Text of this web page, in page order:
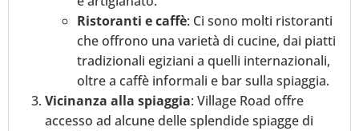
Ristoranti e caffè: Ci sono molti ristoranti
che offrono una varietà di cucine, dai piatti
tradizionali egiziani a quelli internazionali,
oltre a caffè informali e bar sulla spiaggia.
Vicinanza alla spiaggia: Village Road offre
accesso ad alcune delle splendide spiagge di